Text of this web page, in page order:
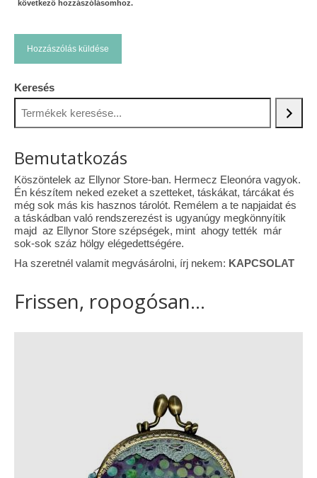
következő hozzászólásomhoz.
Keresés
Bemutatkozás
Köszöntelek az Ellynor Store-ban. Hermecz Eleonóra vagyok.
Én készítem neked ezeket a szetteket, táskákat, tárcákat és
még sok más kis hasznos tárolót. Remélem a te napjaidat és
a táskádban való rendszerezést is ugyanúgy megkönnyítik
majd az Ellynor Store szépségek, mint ahogy tették már
sok-sok száz hölgy elégedettségére.
Ha szeretnél valamit megvásárolni, írj nekem: KAPCSOLAT
Frissen, ropogósan...